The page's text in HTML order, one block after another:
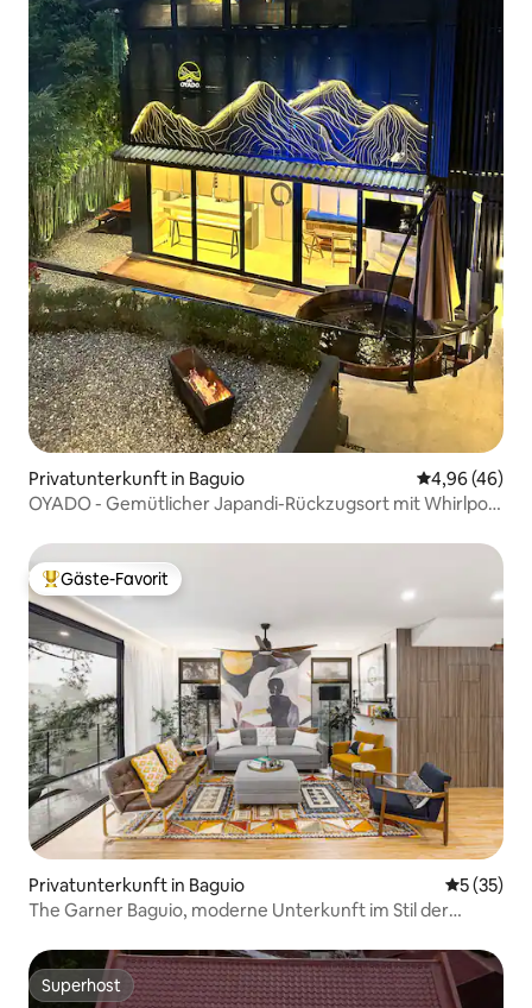
Privatunterkunft in Baguio
4,96 (46)
OYADO - Gemütlicher Japandi-Rückzugsort mit Whirlpool
Beliebter Gäste-Favorit.
Gäste-Favorit
Privatunterkunft in Baguio
5 (35)
The Garner Baguio, moderne Unterkunft im Stil der
Superhost
Superhost